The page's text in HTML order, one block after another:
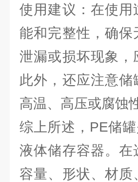
使用建议：在使
能和完整性，确
泄漏或损坏现象
此外，还应注意
高温、高压或腐蚀
综上所述，PE储
液体储存容器。
容量、形状、材